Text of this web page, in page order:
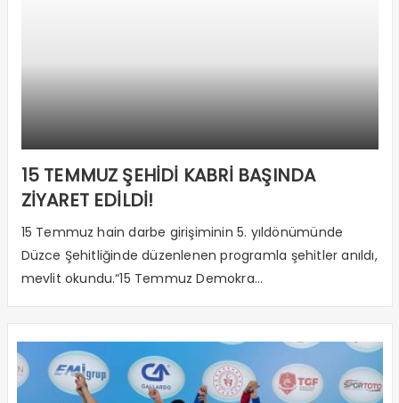
15 TEMMUZ ŞEHİDİ KABRİ BAŞINDA
ZİYARET EDİLDİ!
15 Temmuz hain darbe girişiminin 5. yıldönümünde
Düzce Şehitliğinde düzenlenen programla şehitler anıldı,
mevlit okundu.“15 Temmuz Demokra...